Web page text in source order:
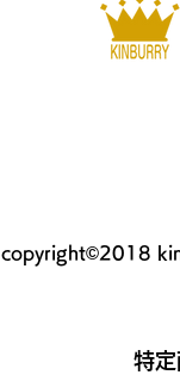
copyright©2018
特